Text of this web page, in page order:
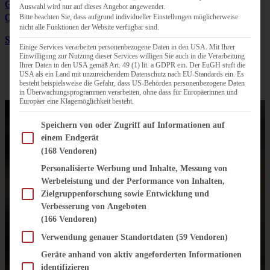
Gebratene Ingwer-Honig-Nudeln mit Gemüse und
Cashews
Spaghetti mit Hackfleischbällchen und Tomatensauce
Auswahl wird nur auf dieses Angebot angewendet.
Bitte beachten Sie, dass aufgrund individueller Einstellungen möglicherweise
nicht alle Funktionen der Website verfügbar sind.
Einige Services verarbeiten personenbezogene Daten in den USA. Mit Ihrer
Einwilligung zur Nutzung dieser Services willigen Sie auch in die Verarbeitung
Ihrer Daten in den USA gemäß Art. 49 (1) lit. a GDPR ein. Der EuGH stuft die
USA als ein Land mit unzureichendem Datenschutz nach EU-Standards ein. Es
besteht beispielsweise die Gefahr, dass US-Behörden personenbezogene Daten
in Überwachungsprogrammen verarbeiten, ohne dass für Europäerinnen und
Europäer eine Klagemöglichkeit besteht.
Im Folgenden finden Sie eine Liste der Zwecke des IAB Transparency and Consent
Speichern von oder Zugriff auf Informationen auf
einem Endgerät
(168 Vendoren)
Personalisierte Werbung und Inhalte, Messung von
Werbeleistung und der Performance von Inhalten,
Zielgruppenforschung sowie Entwicklung und
Verbesserung von Angeboten
(166 Vendoren)
Verwendung genauer Standortdaten (59 Vendoren)
Geräte anhand von aktiv angeforderten Informationen
identifizieren